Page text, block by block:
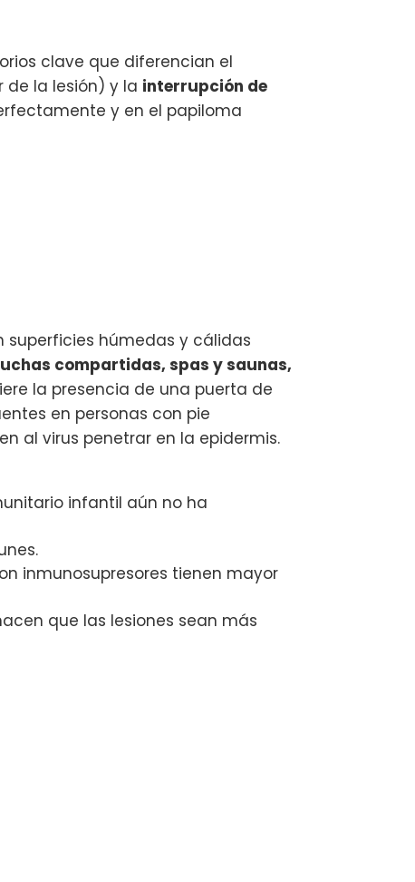
clave que diferencian el
de la lesión) y la interrupción de
y en el papiloma
superficies húmedas y cálidas
compartidas, spas y saunas,
la presencia de una puerta de
en personas con pie
al virus penetrar en la epidermis.
infantil aún no ha
inmunosupresores tienen mayor
que las lesiones sean más